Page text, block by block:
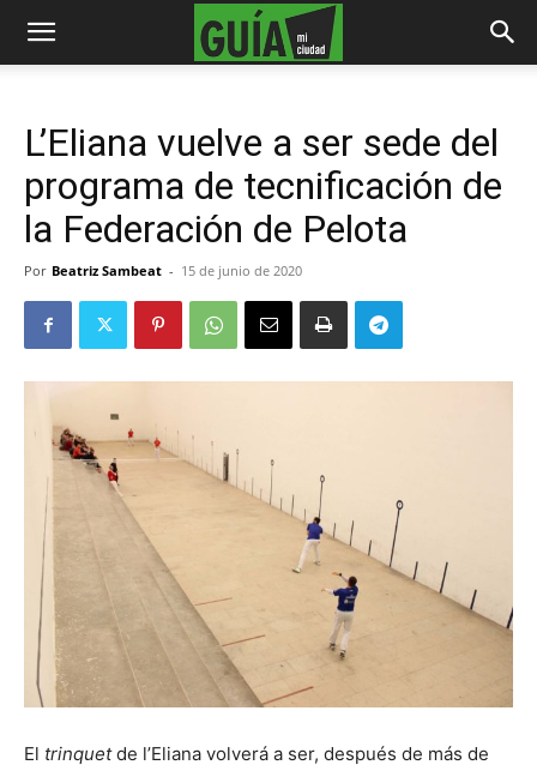
L’Eliana vuelve a ser sede del
programa de tecnificación de
la Federación de Pelota
Por Beatriz Sambeat - 15 de junio de 2020
El trinquetde l’Eliana volverá a ser, después de más de